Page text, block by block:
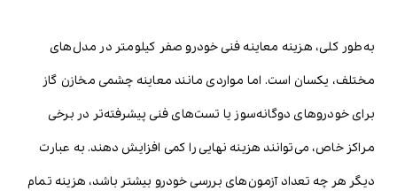
به‌طور کلی، هزینه معاینه فنی خودرو صفر کیلومتر در مدل‌های
مختلف، یکسان است. اما مواردی مانند معاینه چشمی مخازن گاز
برای خودروهای دوگانه‌سوز یا تست‌های فنی پیشرفته‌تر در برخی
مراکز خاص، می‌توانند هزینه نهایی را کمی افزایش دهند. به عبارت
دیگر هر چه تعداد آزمون‌های بررسی خودرو بیشتر باشد، هزینه تمام